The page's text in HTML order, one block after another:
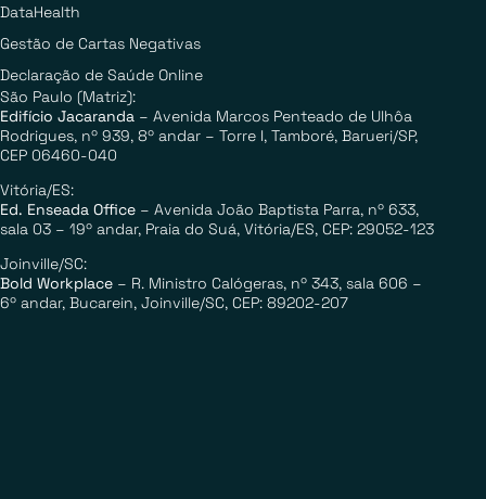
DataHealth
Gestão de Cartas Negativas
Declaração de Saúde Online
São Paulo (Matriz):
Edifício Jacaranda – Avenida Marcos Penteado de Ulhôa
Rodrigues, nº 939, 8º andar – Torre I, Tamboré, Barueri/SP,
CEP 06460-040
Vitória/ES:
Ed. Enseada Office – Avenida João Baptista Parra, nº 633,
sala 03 – 19º andar, Praia do Suá, Vitória/ES, CEP: 29052-123
Joinville/SC:
Bold Workplace – R. Ministro Calógeras, nº 343, sala 606 –
6º andar, Bucarein, Joinville/SC, CEP: 89202-207